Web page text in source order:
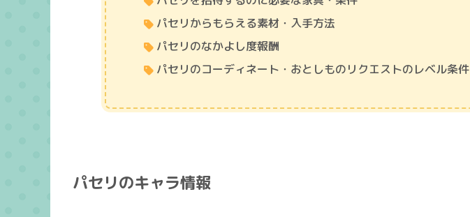
パセリからもらえる素材・入手方法
パセリのなかよし度報酬
パセリのコーディネート・おとしものリクエストのレベル条件
パセリのキャラ情報